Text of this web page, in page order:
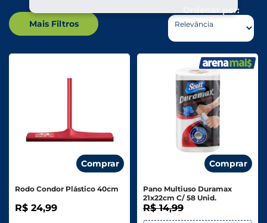
Mais Filtros
Ordenar por:
Comprar
Rodo Condor Plástico 40cm
R$ 24,99
Comprar
Pano Multiuso Duramax
21x22cm C/ 58 Unid.
R$ 14,99